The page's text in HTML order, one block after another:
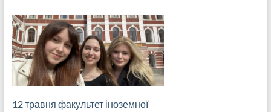
12 травня факультет іноземної